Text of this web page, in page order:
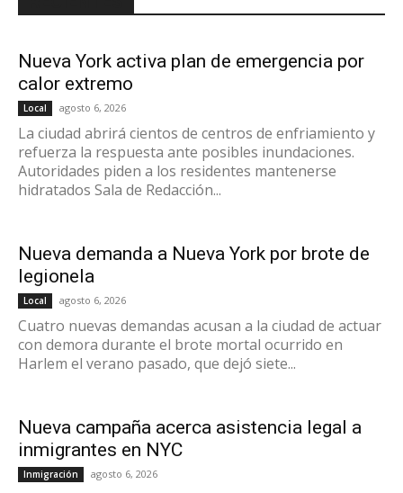
Nueva York activa plan de emergencia por
calor extremo
Local agosto 6, 2026
La ciudad abrirá cientos de centros de enfriamiento y
refuerza la respuesta ante posibles inundaciones.
Autoridades piden a los residentes mantenerse
hidratados Sala de Redacción...
Nueva demanda a Nueva York por brote de
legionela
Local agosto 6, 2026
Cuatro nuevas demandas acusan a la ciudad de actuar
con demora durante el brote mortal ocurrido en
Harlem el verano pasado, que dejó siete...
Nueva campaña acerca asistencia legal a
inmigrantes en NYC
Inmigración agosto 6, 2026